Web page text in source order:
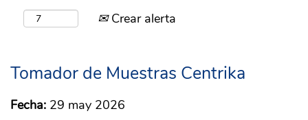
Crear alerta
Tomador de Muestras Centrika
Fecha: 29 may 2026